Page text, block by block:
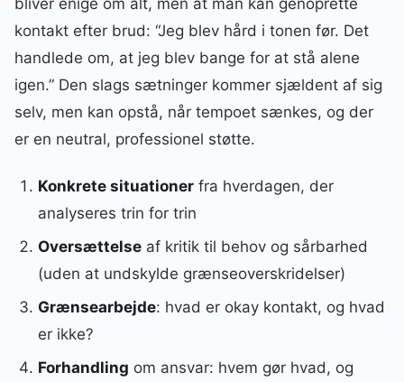
bliver enige om alt, men at man kan genoprette
kontakt efter brud: “Jeg blev hård i tonen før. Det
handlede om, at jeg blev bange for at stå alene
igen.” Den slags sætninger kommer sjældent af sig
selv, men kan opstå, når tempoet sænkes, og der
er en neutral, professionel støtte.
Konkrete situationerfra hverdagen, der
analyseres trin for trin
Oversættelseaf kritik til behov og sårbarhed
(uden at undskylde grænseoverskridelser)
Grænsearbejde: hvad er okay kontakt, og hvad
er ikke?
Forhandling om ansvar: hvem gør hvad, og